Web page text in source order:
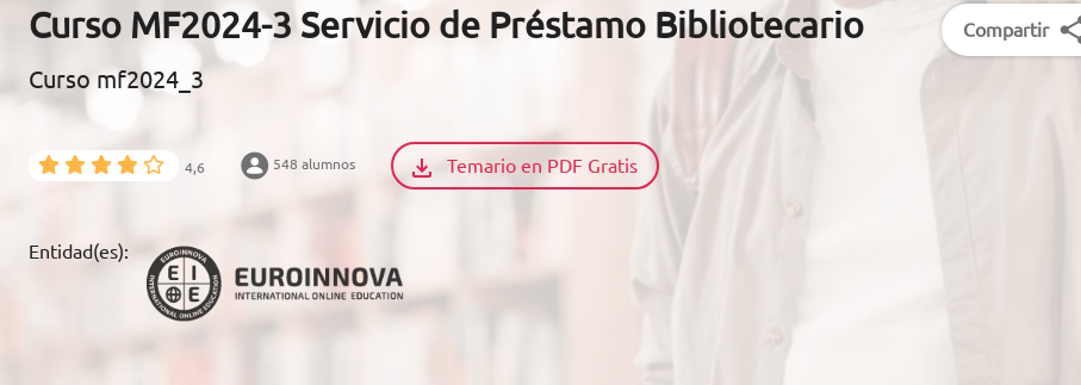
CONOCE EUROINNOVA
FINANCIACIÓN
EDUCATIVOS
Doctorados
Certificados de
Curso MF2024-3 Servicio de Préstamo Bibliotecario
Curso mf2024_3
4,6 548 alumnos Temario en PDF Gratis
Entidad(es):
Compartir